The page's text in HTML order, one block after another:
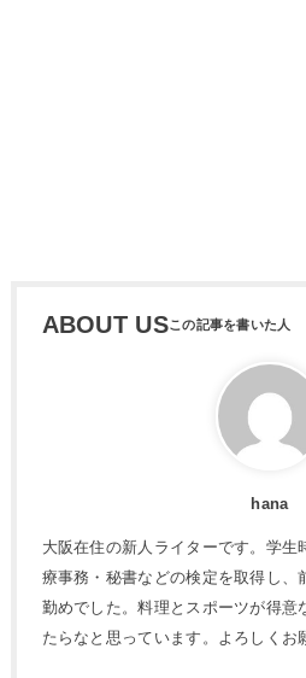
ABOUT US
hana
大阪在住の新人ライターです。学生
療事務・秘書などの検定を取得し、
勤めでした。料理とスポーツが得意
たらなと思っています。よろしくお